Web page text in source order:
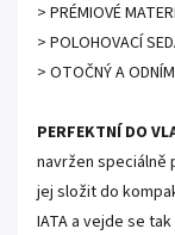
> PRÉMIOVÉ
> POLOHOVACÍ
> OTOČNÝ A
PERFEKTNÍ DO
navržen speciálně
jej složit do
IATA a vejde se